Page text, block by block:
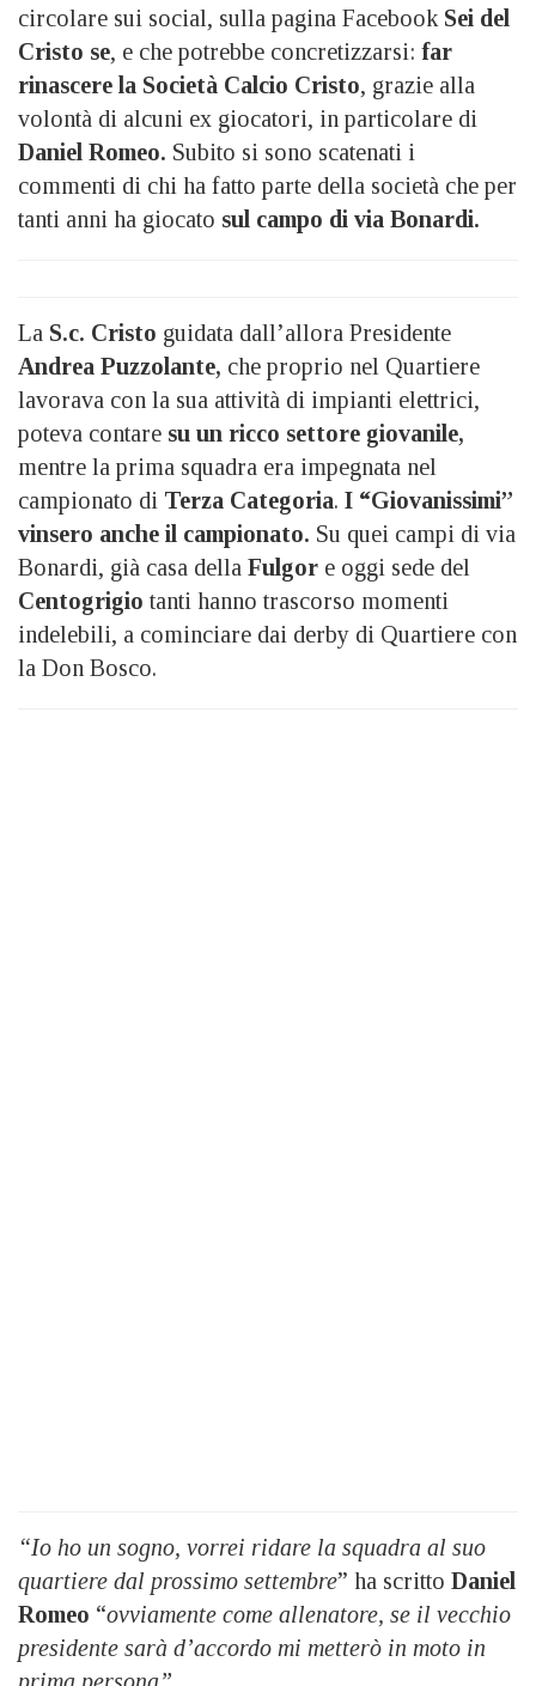
circolare sui social, sulla pagina Facebook Sei del
Cristo se, e che potrebbe concretizzarsi: far
rinascere la Società Calcio Cristo, grazie alla
volontà di alcuni ex giocatori, in particolare di
Daniel Romeo. Subito si sono scatenati i
commenti di chi ha fatto parte della società che per
tanti anni ha giocato sul campo di via Bonardi.
La S.c. Cristo guidata dall’allora Presidente
Andrea Puzzolante, che proprio nel Quartiere
lavorava con la sua attività di impianti elettrici,
poteva contare su un ricco settore giovanile,
mentre la prima squadra era impegnata nel
campionato di Terza Categoria. I “Giovanissimi”
vinsero anche il campionato. Su quei campi di via
Bonardi, già casa della Fulgor e oggi sede del
Centogrigio tanti hanno trascorso momenti
indelebili, a cominciare dai derby di Quartiere con
la Don Bosco.
“Io ho un sogno, vorrei ridare la squadra al suo
quartiere dal prossimo settembre” ha scritto Daniel
Romeo “ovviamente come allenatore, se il vecchio
presidente sarà d’accordo mi metterò in moto in